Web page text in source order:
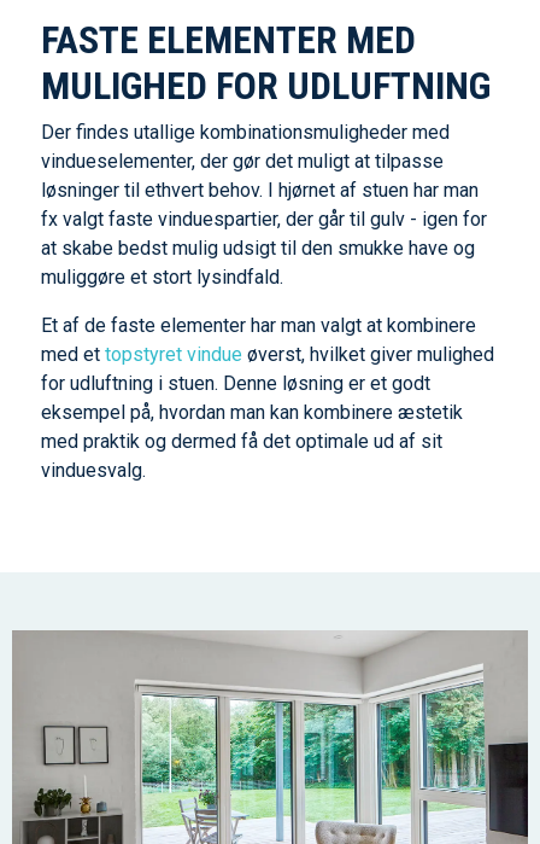
FASTE ELEMENTER MED
MULIGHED FOR UDLUFTNING
Der findes utallige kombinationsmuligheder med
vindueselementer, der gør det muligt at tilpasse
løsninger til ethvert behov. I hjørnet af stuen har man
fx valgt faste vinduespartier, der går til gulv - igen for
at skabe bedst mulig udsigt til den smukke have og
muliggøre et stort lysindfald.
Et af de faste elementer har man valgt at kombinere
med et topstyret vindue øverst, hvilket giver mulighed
for udluftning i stuen. Denne løsning er et godt
eksempel på, hvordan man kan kombinere æstetik
med praktik og dermed få det optimale ud af sit
vinduesvalg.